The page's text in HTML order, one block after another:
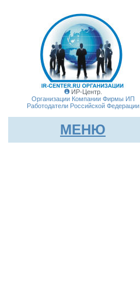
ИР-Центр.
Организации Компании Фирмы ИП
Работодатели Российской Федерации
МЕНЮ